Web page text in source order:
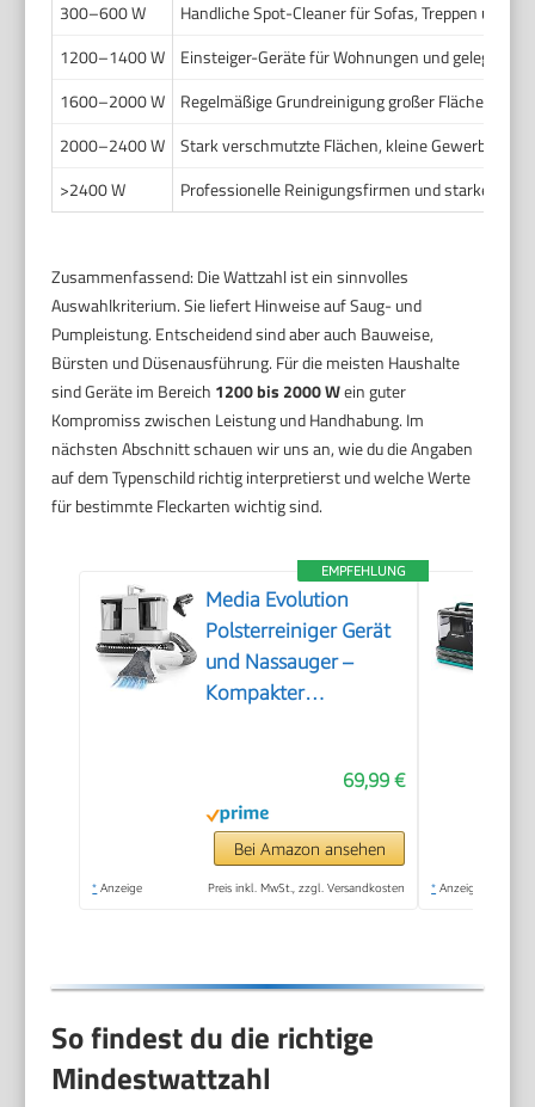
300–600 W
Handliche Spot-Cleaner für Sofas, Treppen und
1200–1400 W
Einsteiger-Geräte für Wohnungen und
1600–2000 W
Regelmäßige Grundreinigung großer Flächen
2000–2400 W
Stark verschmutzte Flächen, kleine
>2400 W
Professionelle Reinigungsfirmen und starke
Zusammenfassend: Die Wattzahl ist ein sinnvolles
Auswahlkriterium. Sie liefert Hinweise auf Saug- und
Pumpleistung. Entscheidend sind aber auch Bauweise,
Bürsten und Düsenausführung. Für die meisten Haushalte
sind Geräte im Bereich 1200 bis 2000 Wein guter
Kompromiss zwischen Leistung und Handhabung. Im
nächsten Abschnitt schauen wir uns an, wie du die Angaben
auf dem Typenschild richtig interpretierst und welche Werte
für bestimmte Fleckarten wichtig sind.
EMPFEHLUNG
Media Evolution
Polsterreiniger Gerät
und Nassauger –
Kompakter
Waschsauger für
Teppich, Polster
Autositze & Sofa
69,99 €
Bei Amazon ansehen
* Anzeige Preis inkl. MwSt., zzgl. Versandkosten * Anzeige
So findest du die richtige
Mindestwattzahl